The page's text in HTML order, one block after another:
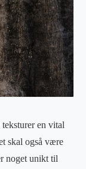
en vital
skal også være
noget unikt til